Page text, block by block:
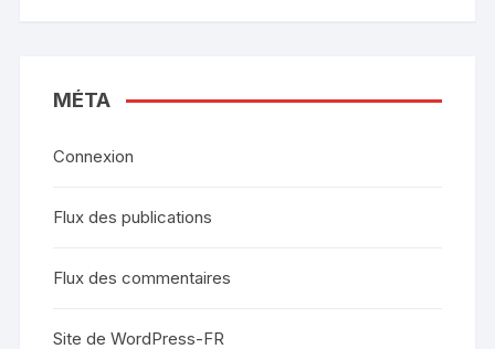
MÉTA
Connexion
Flux des publications
Flux des commentaires
Site de WordPress-FR